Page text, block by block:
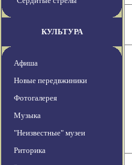
КУЛЬТУРА
Афиша
Новые передвжиники
Фотогалерея
Музыка
"Неизвестные" музеи
Риторика